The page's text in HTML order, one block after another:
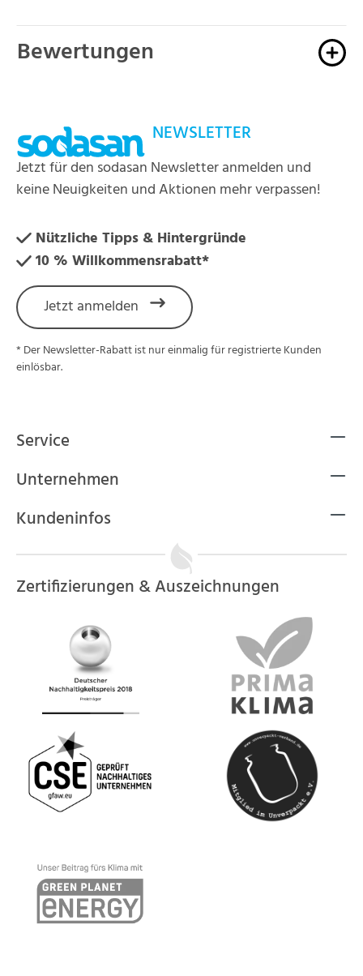
Bewertungen
NEWSLETTER
Jetzt für den sodasan Newsletter anmelden und
keine Neuigkeiten und Aktionen mehr verpassen!
Nützliche Tipps & Hintergründe
10 % Willkommensrabatt*
Jetzt anmelden
* Der Newsletter-Rabatt ist nur einmalig für registrierte Kunden
einlösbar.
Service
Unternehmen
Kundeninfos
Zertifizierungen & Auszeichnungen